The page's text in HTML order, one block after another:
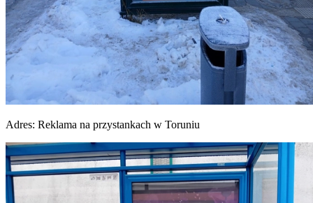
Adres: Reklama na przystankach w Toruniu